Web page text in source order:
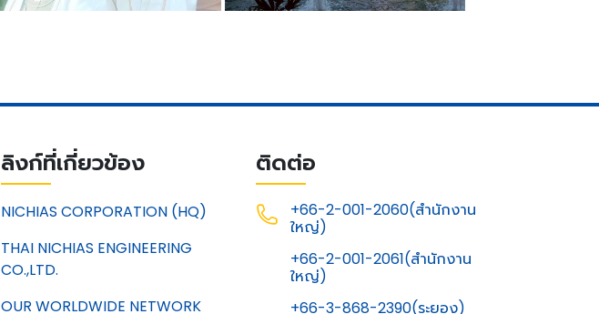
ลิงก์ที่เกี่ยวข้อง
NICHIAS CORPORATION (HQ)
THAI NICHIAS ENGINEERING
CO.,LTD.
OUR WORLDWIDE NETWORK
ติดต่อ
+66-2-001-2060(สำนักงาน
ใหญ่)
+66-2-001-2061(สำนักงาน
ใหญ่)
+66-3-868-2390(ระยอง)